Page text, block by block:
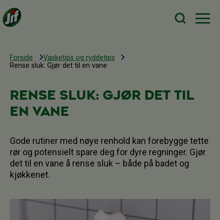
Forside
Vasketips og ryddetips
Rense sluk: Gjør det til en vane
Rense sluk: Gjør det til
en vane
Gode rutiner med nøye renhold kan forebygge tette
rør og potensielt spare deg for dyre regninger. Gjør
det til en vane å rense sluk – både på badet og
kjøkkenet.